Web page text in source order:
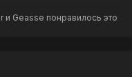
и Geasse понравилось это